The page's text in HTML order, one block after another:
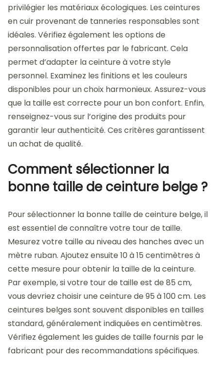
privilégier les matériaux écologiques. Les ceintures
en cuir provenant de tanneries responsables sont
idéales. Vérifiez également les options de
personnalisation offertes par le fabricant. Cela
permet d’adapter la ceinture à votre style
personnel. Examinez les finitions et les couleurs
disponibles pour un choix harmonieux. Assurez-vous
que la taille est correcte pour un bon confort. Enfin,
renseignez-vous sur l’origine des produits pour
garantir leur authenticité. Ces critères garantissent
un achat de qualité.
Comment sélectionner la
bonne taille de ceinture belge ?
Pour sélectionner la bonne taille de ceinture belge, il
est essentiel de connaître votre tour de taille.
Mesurez votre taille au niveau des hanches avec un
mètre ruban. Ajoutez ensuite 10 à 15 centimètres à
cette mesure pour obtenir la taille de la ceinture.
Par exemple, si votre tour de taille est de 85 cm,
vous devriez choisir une ceinture de 95 à 100 cm. Les
ceintures belges sont souvent disponibles en tailles
standard, généralement indiquées en centimètres.
Vérifiez également les guides de taille fournis par le
fabricant pour des recommandations spécifiques.